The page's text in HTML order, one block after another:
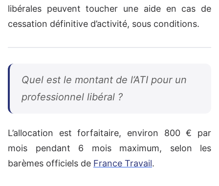
libérales peuvent toucher une aide en cas de
cessation définitive d’activité, sous conditions.
Quel est le montant de l’ATI pour un
professionnel libéral ?
L’allocation est forfaitaire, environ 800 € par
mois pendant 6 mois maximum, selon les
barèmes officiels de France Travail.